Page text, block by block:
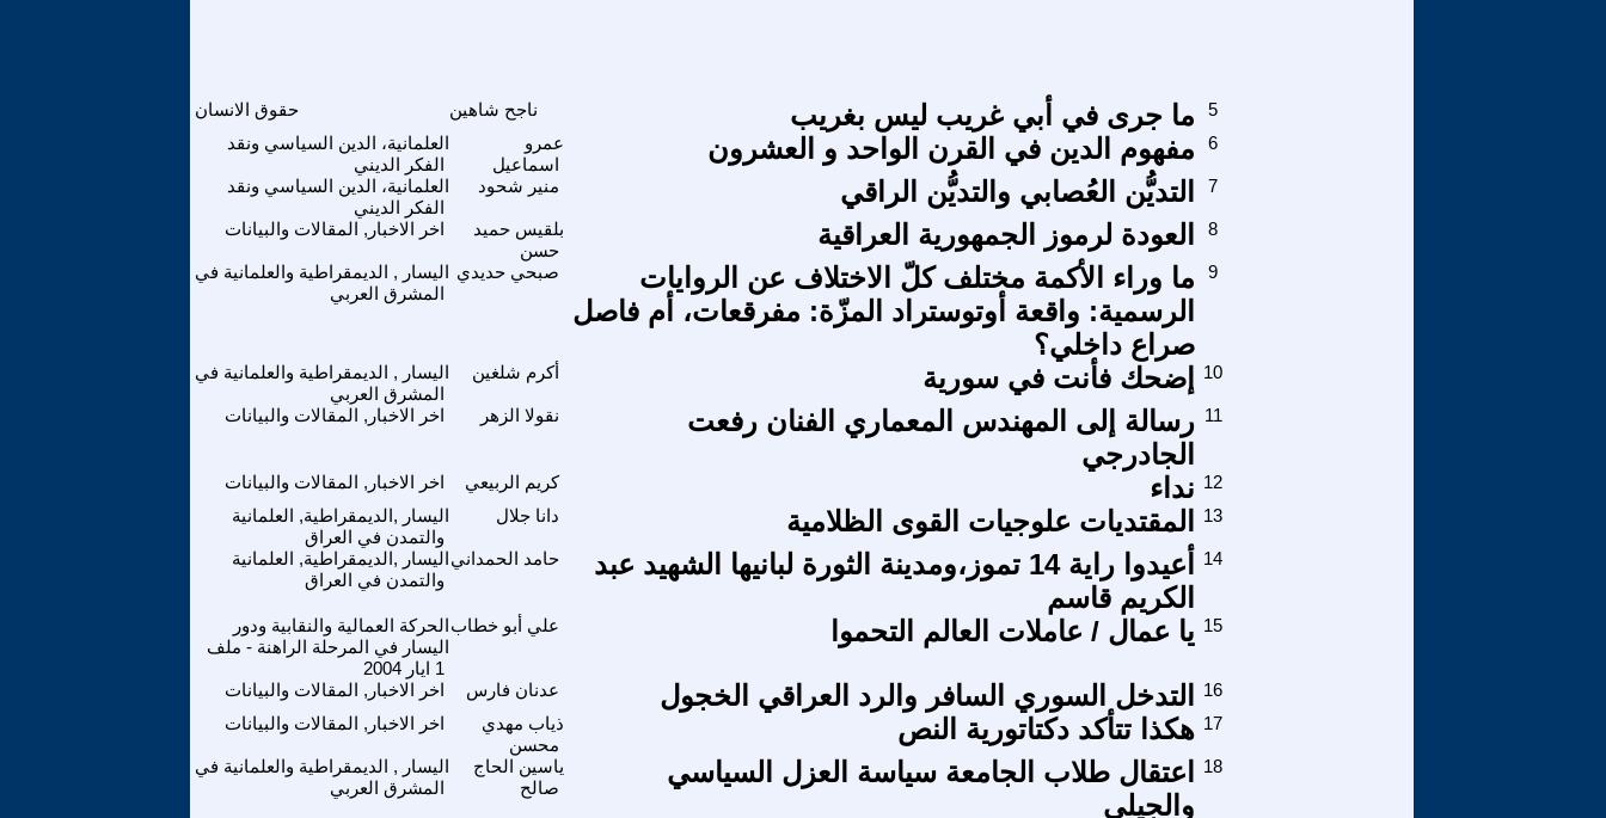
حقوق الانسان ناجح شاهين ما جرى في أبي غريب ليس بغريب
5
العلمانية، الدين السياسي ونقد
الفكر الديني
عمرو
اسماعيل
مفهوم الدين في القرن الواحد و العشرون 6
العلمانية، الدين السياسي ونقد
الفكر الديني
منير شحود التديُّن العُصابي والتديُّن الراقي 7
اخر الاخبار, المقالات والبيانات
بلقيس حميد
حسن
العودة لرموز الجمهورية العراقية 8
اليسار , الديمقراطية والعلمانية في
المشرق العربي
صبحي حديدي
ما وراء الأكمة مختلف كلّ الاختلاف عن الروايات
الرسمية: واقعة أوتوستراد المزّة: مفرقعات، أم فاصل
صراع داخلي؟
9
اليسار , الديمقراطية والعلمانية في
المشرق العربي
أكرم شلغين إضحك فأنت في سورية 10
اخر الاخبار, المقالات والبيانات نقولا الزهر
رسالة إلى المهندس المعماري الفنان رفعت
الجادرجي
11
اخر الاخبار, المقالات والبيانات كريم الربيعي نداء 12
اليسار ,الديمقراطية, العلمانية
والتمدن في العراق
دانا جلال المقتديات علوجيات القوى الظلامية 13
اليسار ,الديمقراطية, العلمانية
والتمدن في العراق
حامد الحمداني
أعيدوا راية 14 تموز،ومدينة الثورة لبانيها الشهيد عبد
الكريم قاسم
14
الحركة العمالية والنقابية ودور
اليسار في المرحلة الراهنة - ملف
1 ايار 2004
علي أبو خطاب يا عمال / عاملات العالم التحموا 15
اخر الاخبار, المقالات والبيانات عدنان فارس التدخل السوري السافر والرد العراقي الخجول
16
اخر الاخبار, المقالات والبيانات
ذياب مهدي
محسن
هكذا تتأكد دكتاتورية النص 17
اليسار , الديمقراطية والعلمانية في
المشرق العربي
ياسين الحاج
صالح
اعتقال طلاب الجامعة سياسة العزل السياسي
والجيلي
18